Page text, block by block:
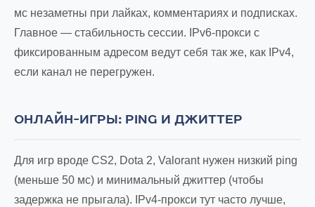
мс незаметны при лайках, комментариях и подписках.
Главное — стабильность сессии. IPv6-прокси с
фиксированным адресом ведут себя так же, как IPv4,
если канал не перегружен.
ОНЛАЙН-ИГРЫ: PING И ДЖИТТЕР
Для игр вроде CS2, Dota 2, Valorant нужен низкий ping
(меньше 50 мс) и минимальный джиттер (чтобы
задержка не прыгала). IPv4-прокси тут часто лучше,